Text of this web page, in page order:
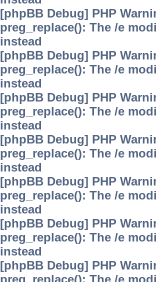
[phpBB Debug] PHP
preg_replace(): The /e
instead
[phpBB Debug] PHP
preg_replace(): The /e
instead
[phpBB Debug] PHP
preg_replace(): The /e
instead
[phpBB Debug] PHP
preg_replace(): The /e
instead
[phpBB Debug] PHP
preg_replace(): The /e
instead
[phpBB Debug] PHP
preg_replace(): The /e
instead
[phpBB Debug] PHP
preg_replace(): The /e